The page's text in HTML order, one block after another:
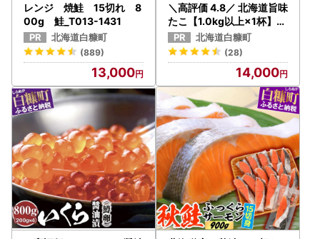
レンジ 焼鮭 15切れ 8
00g 鮭_T013-1431
北海道白糠町
(889)
13,000
＼高評価 4.8／ 北海道旨味
たこ【1.0kg以上×1杯】_I
014-0508北海道白糠町
(28)
14,000